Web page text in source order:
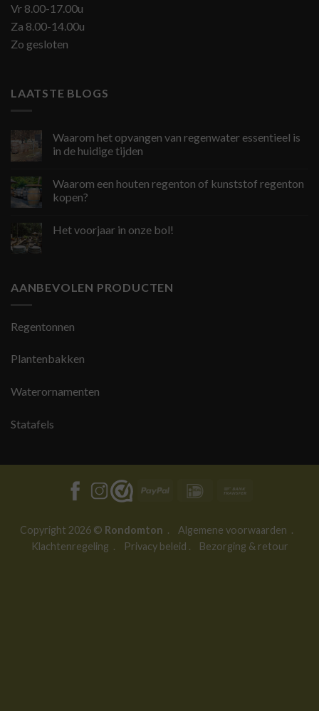
Vr 8.00-17.00u
Za 8.00-14.00u
Zo gesloten
LAATSTE BLOGS
Waarom het opvangen van regenwater essentieel is
in de huidige tijden
Waarom een houten regenton of kunststof regenton
kopen?
Het voorjaar in onze bol!
AANBEVOLEN PRODUCTEN
Regentonnen
Plantenbakken
Waterornamenten
Statafels
PayPal IDeal
Copyright 2026 © Rondomton . Algemene voorwaarden .
Klachtenregeling . Privacy beleid . Bezorging & retour